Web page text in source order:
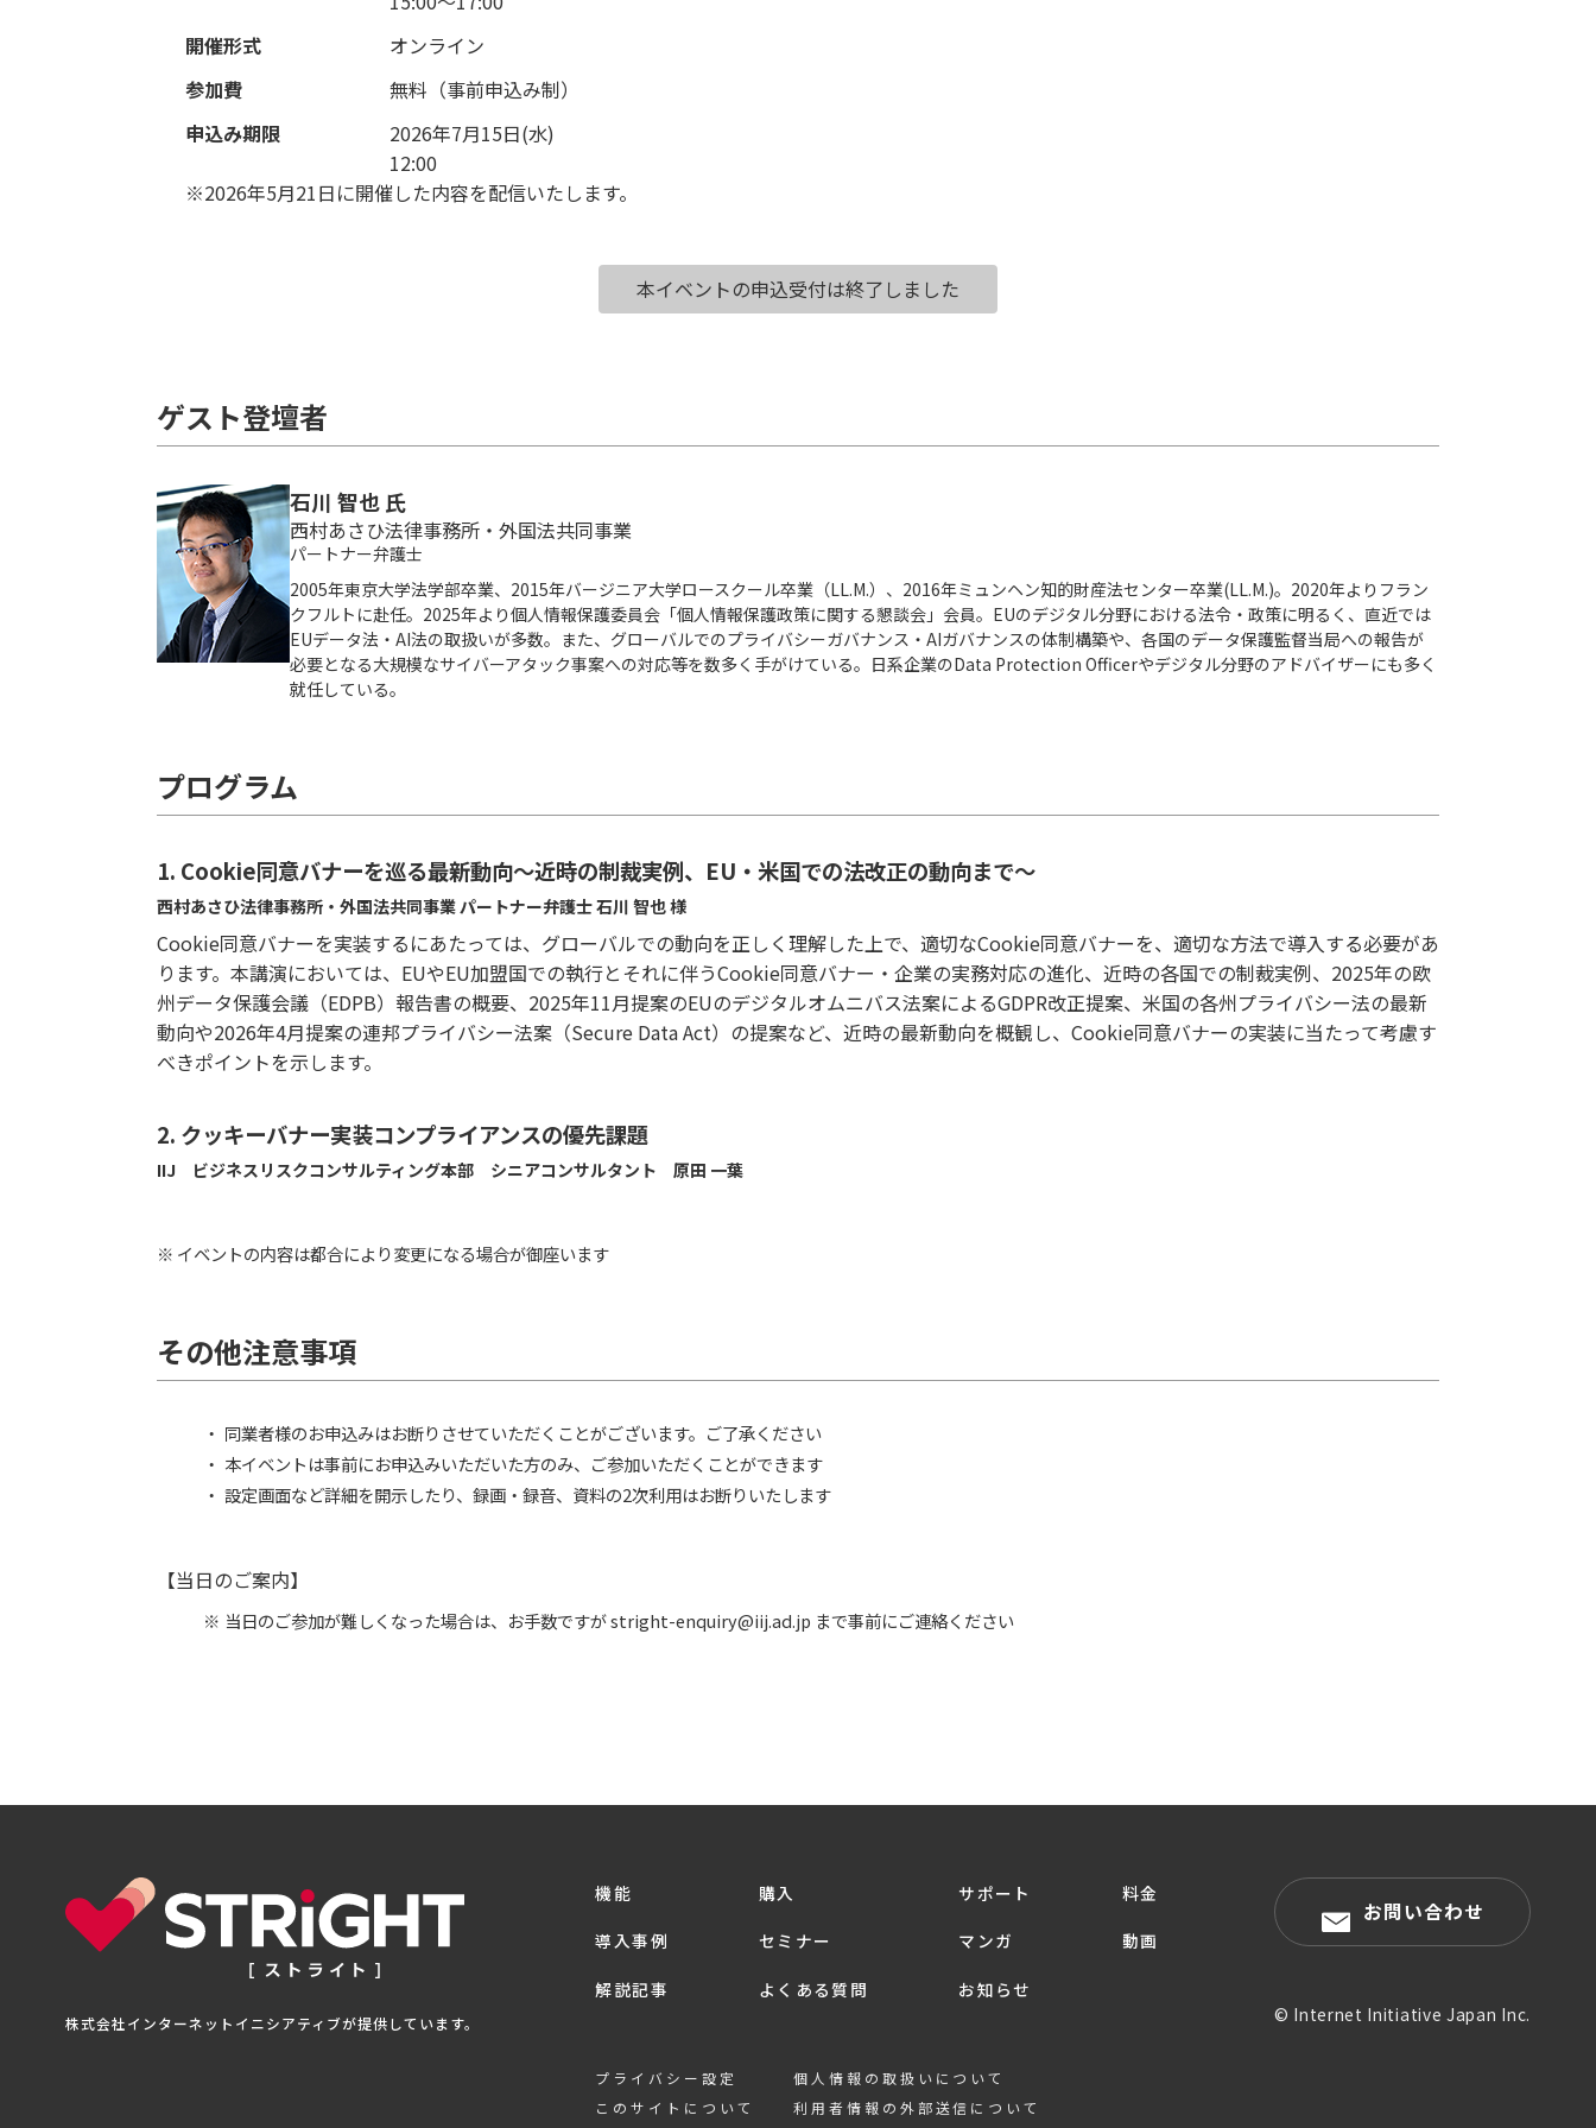
開催形式
オンライン
参加費
無料（事前申込み制）
申込み期限
2026年7月15日(水)
12:00
※2026年5月21日に開催した内容を配信いたします。
本イベントの申込受付は終了しました
ゲスト登壇者
石川 智也 氏
西村あさひ法律事務所・外国法共同事業
パートナー弁護士
2005年東京大学法学部卒業、2015年バージニア大学ロースクール卒業（LL.M.）、2016年ミュンヘン知的財産法センター卒業(LL.M.)。2020年よりフラン
クフルトに赴任。2025年より個人情報保護委員会「個人情報保護政策に関する懇談会」会員。EUのデジタル分野における法令・政策に明るく、直近では
EUデータ法・AI法の取扱いが多数。また、グローバルでのプライバシーガバナンス・AIガバナンスの体制構築や、各国のデータ保護監督当局への報告が
必要となる大規模なサイバーアタック事案への対応等を数多く手がけている。日系企業のData Protection Officerやデジタル分野のアドバイザーにも多く
就任している。
プログラム
1. Cookie同意バナーを巡る最新動向～近時の制裁実例、EU・米国での法改正の動向まで～
西村あさひ法律事務所・外国法共同事業 パートナー弁護士 石川 智也 様
Cookie同意バナーを実装するにあたっては、グローバルでの動向を正しく理解した上で、適切なCookie同意バナーを、適切な方法で導入する必要があ
ります。本講演においては、EUやEU加盟国での執行とそれに伴うCookie同意バナー・企業の実務対応の進化、近時の各国での制裁実例、2025年の欧
州データ保護会議（EDPB）報告書の概要、2025年11月提案のEUのデジタルオムニバス法案によるGDPR改正提案、米国の各州プライバシー法の最新
動向や2026年4月提案の連邦プライバシー法案（Secure Data Act）の提案など、近時の最新動向を概観し、Cookie同意バナーの実装に当たって考慮す
べきポイントを示します。
2. クッキーバナー実装コンプライアンスの優先課題
IIJ ビジネスリスクコンサルティング本部 シニアコンサルタント 原田 一葉
※ イベントの内容は都合により変更になる場合が御座います
その他注意事項
同業者様のお申込みはお断りさせていただくことがございます。ご了承ください
本イベントは事前にお申込みいただいた方のみ、ご参加いただくことができます
設定画面など詳細を開示したり、録画・録音、資料の2次利用はお断りいたします
【当日のご案内】
当日のご参加が難しくなった場合は、お手数ですが stright-enquiry@iij.ad.jp まで事前にご連絡ください
株式会社インターネットイニシアティブが提供しています。
機能 購入 サポート 料金
導入事例 セミナー マンガ 動画
解説記事 よくある質問 お知らせ
プライバシー設定
個人情報の取扱いについて
このサイトについて
利用者情報の外部送信について
お問い合わせ
© Internet Initiative Japan Inc.